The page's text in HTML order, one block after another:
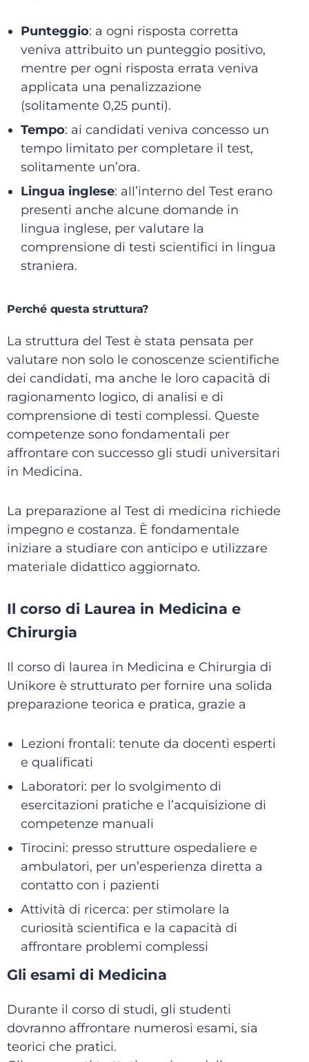
Punteggio: a ogni risposta corretta
veniva attribuito un punteggio positivo,
mentre per ogni risposta errata veniva
applicata una penalizzazione
(solitamente 0,25 punti).
Tempo: ai candidati veniva concesso un
tempo limitato per completare il test,
solitamente un’ora.
Lingua inglese: all’interno del Test erano
presenti anche alcune domande in
lingua inglese, per valutare la
comprensione di testi scientifici in lingua
straniera.
Perché questa struttura?
La struttura del Test è stata pensata per
valutare non solo le conoscenze scientifiche
dei candidati, ma anche le loro capacità di
ragionamento logico, di analisi e di
comprensione di testi complessi. Queste
competenze sono fondamentali per
affrontare con successo gli studi universitari
in Medicina.
La preparazione al Test di medicina richiede
impegno e costanza. È fondamentale
iniziare a studiare con anticipo e utilizzare
materiale didattico aggiornato.
Il corso di Laurea in Medicina e
Chirurgia
Il corso di laurea in Medicina e Chirurgia di
Unikore è strutturato per fornire una solida
preparazione teorica e pratica, grazie a
Lezioni frontali: tenute da docenti esperti
e qualificati
Laboratori: per lo svolgimento di
esercitazioni pratiche e l’acquisizione di
competenze manuali
Tirocini: presso strutture ospedaliere e
ambulatori, per un’esperienza diretta a
contatto con i pazienti
Attività di ricerca: per stimolare la
curiosità scientifica e la capacità di
affrontare problemi complessi
Gli esami di Medicina
Durante il corso di studi, gli studenti
dovranno affrontare numerosi esami, sia
teorici che pratici.